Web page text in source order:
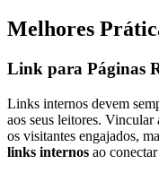
Melhores
Link para Páginas
Links internos devem
aos seus leitores. Vincular
os visitantes engajados,
links internos ao